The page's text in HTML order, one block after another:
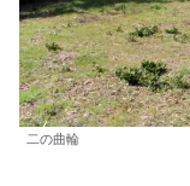
二の曲輪